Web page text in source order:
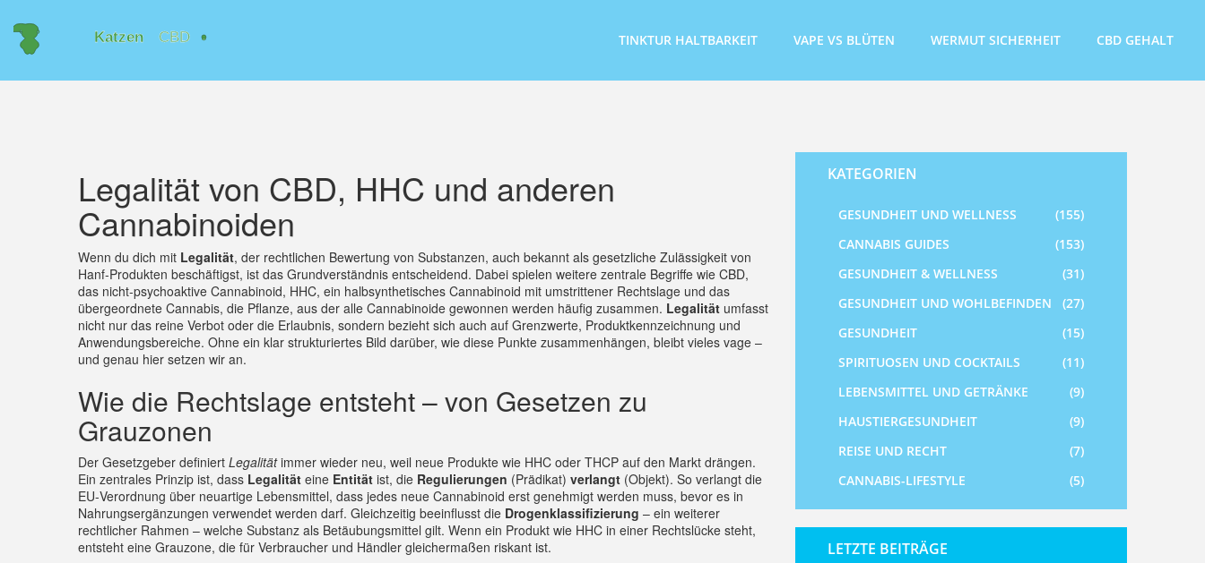
TINKTUR HALTBARKEIT VAPE VS BLÜTEN WERMUT SICHERHEIT CBD GEHALT
Legalität von CBD, HHC und anderen
Cannabinoiden
Wenn du dich mit Legalität, der rechtlichen Bewertung von Substanzen, auch bekannt als gesetzliche Zulässigkeit von
Hanf‑Produkten beschäftigst, ist das Grundverständnis entscheidend. Dabei spielen weitere zentrale Begriffe wie CBD,
das nicht‑psychoaktive Cannabinoid, HHC, ein halbsynthetisches Cannabinoid mit umstrittener Rechtslage und das
übergeordnete Cannabis, die Pflanze, aus der alle Cannabinoide gewonnen werden häufig zusammen. Legalität umfasst
nicht nur das reine Verbot oder die Erlaubnis, sondern bezieht sich auch auf Grenzwerte, Produktkennzeichnung und
Anwendungsbereiche. Ohne ein klar strukturiertes Bild darüber, wie diese Punkte zusammenhängen, bleibt vieles vage –
und genau hier setzen wir an.
Wie die Rechtslage entsteht – von Gesetzen zu
Grauzonen
Der Gesetzgeber definiert Legalitätimmer wieder neu, weil neue Produkte wie HHC oder THCP auf den Markt drängen.
Ein zentrales Prinzip ist, dass Legalität eine Entität ist, die Regulierungen (Prädikat) verlangt (Objekt). So verlangt die
EU‑Verordnung über neuartige Lebensmittel, dass jedes neue Cannabinoid erst genehmigt werden muss, bevor es in
Nahrungsergänzungen verwendet werden darf. Gleichzeitig beeinflusst die Drogenklassifizierung – ein weiterer
rechtlicher Rahmen – welche Substanz als Betäubungsmittel gilt. Wenn ein Produkt wie HHC in einer Rechtslücke steht,
entsteht eine Grauzone, die für Verbraucher und Händler gleichermaßen riskant ist.
KATEGORIEN
GESUNDHEIT UND WELLNESS
(155)
CANNABIS GUIDES
(153)
GESUNDHEIT & WELLNESS
(31)
GESUNDHEIT UND WOHLBEFINDEN
(27)
GESUNDHEIT
(15)
SPIRITUOSEN UND COCKTAILS
(11)
LEBENSMITTEL UND GETRÄNKE
(9)
HAUSTIERGESUNDHEIT
(9)
REISE UND RECHT
(7)
CANNABIS-LIFESTYLE
(5)
LETZTE BEITRÄGE